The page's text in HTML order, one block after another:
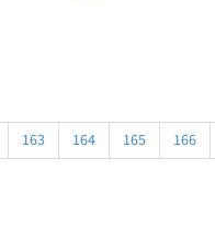
163 164 165 166